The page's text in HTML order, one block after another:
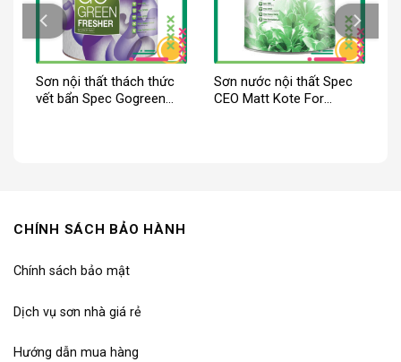
Sơn nội thất thách thức
vết bẩn Spec Gogreen
Sơn nước nội thất Spec
CEO Matt Kote For
CHÍNH SÁCH BẢO HÀNH
Chính sách bảo mật
Dịch vụ sơn nhà giá rẻ
Hướng dẫn mua hàng